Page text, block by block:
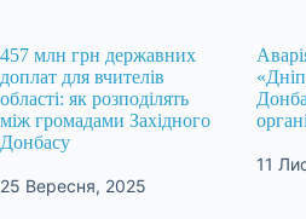
457 млн грн державних
доплат для вчителів
області: як розподілять
між громадами Західного
Донбасу
25 Вересня, 2025
11